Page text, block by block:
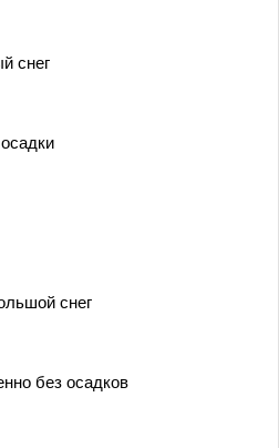
снег
снег
без осадков